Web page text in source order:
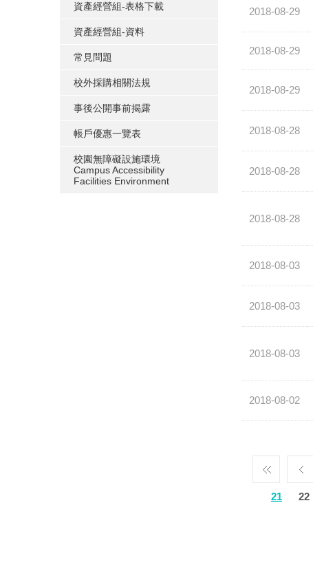
資產經營組-表格下載
資產經營組-資料
常見問題
校外採購相關法規
事後公開事前揭露
帳戶優惠一覽表
校園無障礙設施環境
Campus Accessibility
Facilities Environment
2018-08-29
2018-08-29
2018-08-29
2018-08-28
2018-08-28
2018-08-28
2018-08-03
2018-08-03
2018-08-03
2018-08-02
21 22